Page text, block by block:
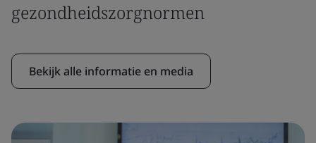
gezondheidszorgnormen
Bekijk alle informatie en media